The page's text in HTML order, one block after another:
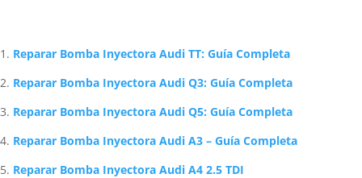
Reparar Bomba Inyectora Audi TT: Guía Completa
Reparar Bomba Inyectora Audi Q3: Guía Completa
Reparar Bomba Inyectora Audi Q5: Guía Completa
Reparar Bomba Inyectora Audi A3 – Guía Completa
Reparar Bomba Inyectora Audi A4 2.5 TDI